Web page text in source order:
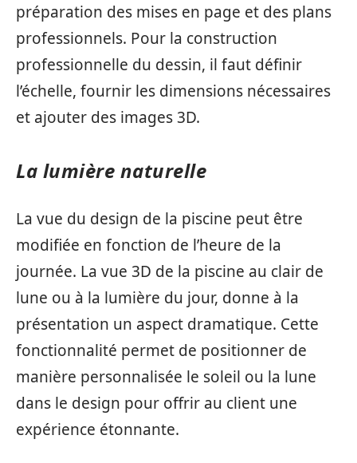
préparation des mises en page et des plans
professionnels. Pour la construction
professionnelle du dessin, il faut définir
l’échelle, fournir les dimensions nécessaires
et ajouter des images 3D.
La lumière naturelle
La vue du design de la piscine peut être
modifiée en fonction de l’heure de la
journée. La vue 3D de la piscine au clair de
lune ou à la lumière du jour, donne à la
présentation un aspect dramatique. Cette
fonctionnalité permet de positionner de
manière personnalisée le soleil ou la lune
dans le design pour offrir au client une
expérience étonnante.